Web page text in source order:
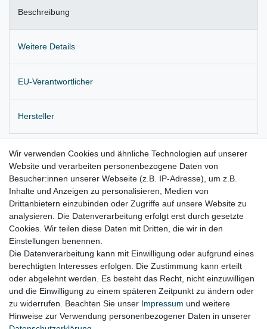
Beschreibung
Weitere Details
EU-Verantwortlicher
Hersteller
Originale Fensterhebermechanik auf Trägerblech
Einbauposition: Tür hinten links
Lieferung wie abgebildet
Audi A8 4E Bj. 2002 - 2010 (nicht für Langversion)
Lieferzeit etwa 1 bis 3 Werktage
Wir verwenden Cookies und ähnliche Technologien auf unserer
Website und verarbeiten personenbezogene Daten von
Besucher:innen unserer Webseite (z.B. IP-Adresse), um z.B.
Inhalte und Anzeigen zu personalisieren, Medien von
Drittanbietern einzubinden oder Zugriffe auf unsere Website zu
analysieren. Die Datenverarbeitung erfolgt erst durch gesetzte
Cookies. Wir teilen diese Daten mit Dritten, die wir in den
Einstellungen benennen.
Die Datenverarbeitung kann mit Einwilligung oder aufgrund eines
berechtigten Interesses erfolgen. Die Zustimmung kann erteilt
oder abgelehnt werden. Es besteht das Recht, nicht einzuwilligen
und die Einwilligung zu einem späteren Zeitpunkt zu ändern oder
zu widerrufen. Beachten Sie unser Impressum und weitere
Hinweise zur Verwendung personenbezogener Daten in unserer